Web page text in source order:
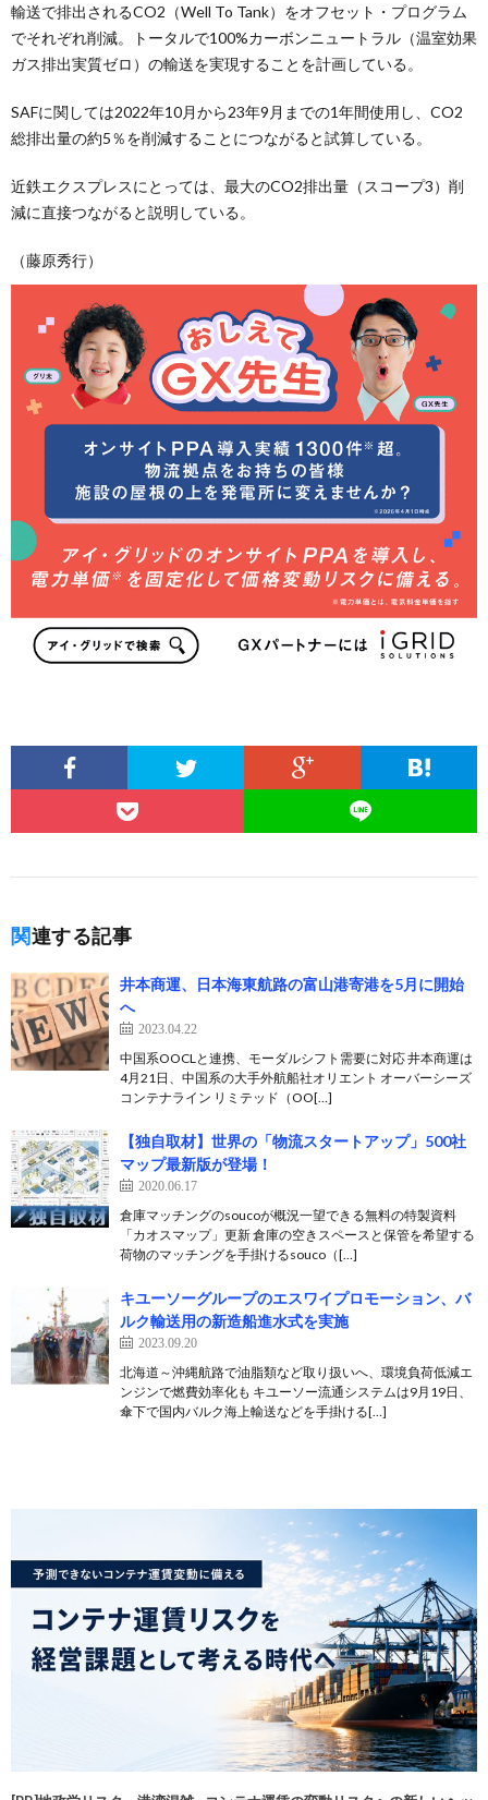
輸送で排出されるCO2（Well To Tank）をオフセット・プログラム
でそれぞれ削減。トータルで100%カーボンニュートラル（温室効果
ガス排出実質ゼロ）の輸送を実現することを計画している。
SAFに関しては2022年10月から23年9月までの1年間使用し、CO2
総排出量の約5％を削減することにつながると試算している。
近鉄エクスプレスにとっては、最大のCO2排出量（スコープ3）削
減に直接つながると説明している。
（藤原秀行）
関連する記事
井本商運、日本海東航路の富山港寄港を5月に開始
へ
2023.04.22
中国系OOCLと連携、モーダルシフト需要に対応 井本商運は
4月21日、中国系の大手外航船社オリエント オーバーシーズ
コンテナライン リミテッド（OO[…]
【独自取材】世界の「物流スタートアップ」500社
マップ最新版が登場！
2020.06.17
倉庫マッチングのsoucoが概況一望できる無料の特製資料
「カオスマップ」更新 倉庫の空きスペースと保管を希望する
荷物のマッチングを手掛けるsouco（[…]
キユーソーグループのエスワイプロモーション、バ
ルク輸送用の新造船進水式を実施
2023.09.20
北海道～沖縄航路で油脂類など取り扱いへ、環境負荷低減エ
ンジンで燃費効率化も キユーソー流通システムは9月19日、
傘下で国内バルク海上輸送などを手掛ける[…]